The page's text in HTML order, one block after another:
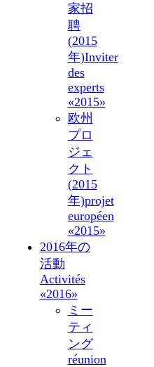
家招
聘
(2015
年)Inviter
des
experts
«2015»
欧州
プロ
ジェ
クト
(2015
年)projet
européen
«2015»
2016年の
活動
Activités
«2016»
ミー
ティ
ング
réunion